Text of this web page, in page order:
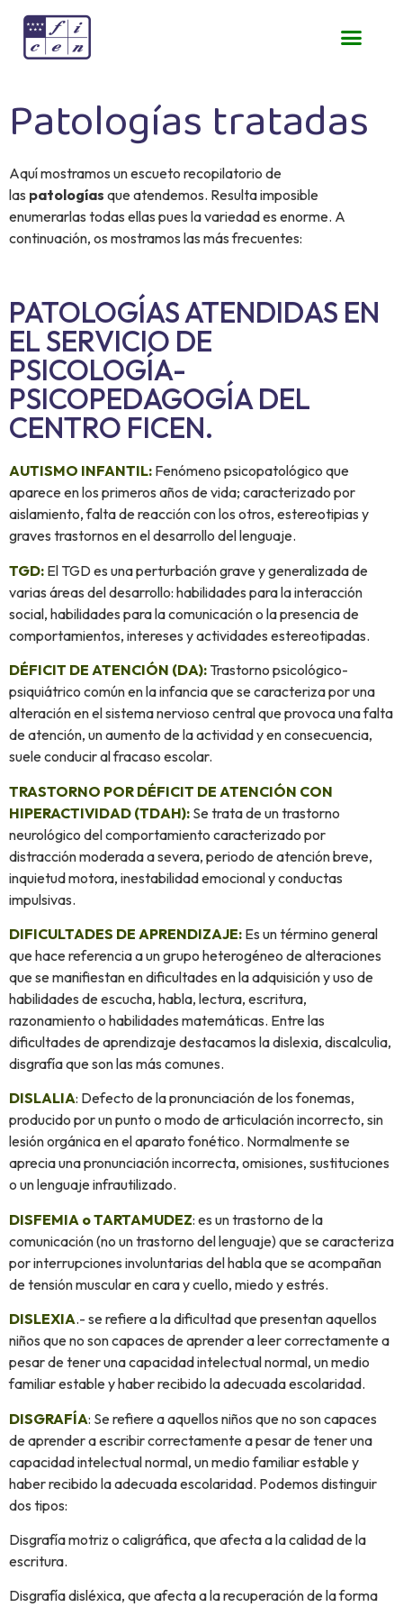
Patologías tratadas
Aquí mostramos un escueto recopilatorio de
las patologías que atendemos. Resulta imposible
enumerarlas todas ellas pues la variedad es enorme. A
continuación, os mostramos las más frecuentes:
PATOLOGÍAS ATENDIDAS EN
EL SERVICIO DE
PSICOLOGÍA-
PSICOPEDAGOGÍA DEL
CENTRO FICEN.
AUTISMO INFANTIL: Fenómeno psicopatológico que
aparece en los primeros años de vida; caracterizado por
aislamiento, falta de reacción con los otros, estereotipias y
graves trastornos en el desarrollo del lenguaje.
TGD: El TGD es una perturbación grave y generalizada de
varias áreas del desarrollo: habilidades para la interacción
social, habilidades para la comunicación o la presencia de
comportamientos, intereses y actividades estereotipadas.
DÉFICIT DE ATENCIÓN (DA): Trastorno psicológico-
psiquiátrico común en la infancia que se caracteriza por una
alteración en el sistema nervioso central que provoca una falta
de atención, un aumento de la actividad y en consecuencia,
suele conducir al fracaso escolar.
TRASTORNO POR DÉFICIT DE ATENCIÓN CON
HIPERACTIVIDAD (TDAH): Se trata de un trastorno
neurológico del comportamiento caracterizado por
distracción moderada a severa, periodo de atención breve,
inquietud motora, inestabilidad emocional y conductas
impulsivas.
DIFICULTADES DE APRENDIZAJE: Es un término general
que hace referencia a un grupo heterogéneo de alteraciones
que se manifiestan en dificultades en la adquisición y uso de
habilidades de escucha, habla, lectura, escritura,
razonamiento o habilidades matemáticas. Entre las
dificultades de aprendizaje destacamos la dislexia, discalculia,
disgrafía que son las más comunes.
DISLALIA: Defecto de la pronunciación de los fonemas,
producido por un punto o modo de articulación incorrecto, sin
lesión orgánica en el aparato fonético. Normalmente se
aprecia una pronunciación incorrecta, omisiones, sustituciones
o un lenguaje infrautilizado.
DISFEMIA o TARTAMUDEZ: es un trastorno de la
comunicación (no un trastorno del lenguaje) que se caracteriza
por interrupciones involuntarias del habla que se acompañan
de tensión muscular en cara y cuello, miedo y estrés.
DISLEXIA.- se refiere a la dificultad que presentan aquellos
niños que no son capaces de aprender a leer correctamente a
pesar de tener una capacidad intelectual normal, un medio
familiar estable y haber recibido la adecuada escolaridad.
DISGRAFÍA: Se refiere a aquellos niños que no son capaces
de aprender a escribir correctamente a pesar de tener una
capacidad intelectual normal, un medio familiar estable y
haber recibido la adecuada escolaridad. Podemos distinguir
dos tipos:
Disgrafía motriz o caligráfica, que afecta a la calidad de la
escritura.
Disgrafía disléxica, que afecta a la recuperación de la forma